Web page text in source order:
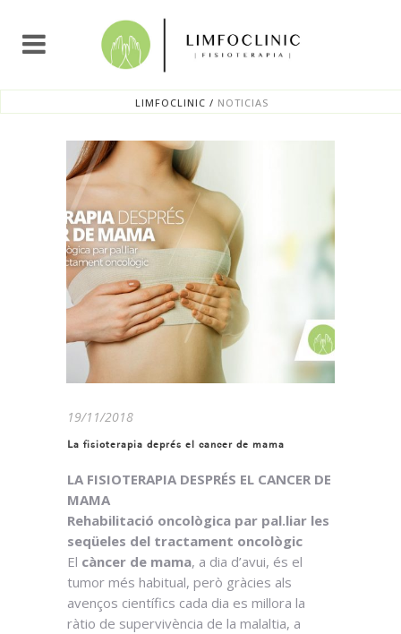
LIMFOCLINIC / NOTICIAS
19/11/2018
La fisioterapia deprés el cancer de mama
LA FISIOTERAPIA DESPRÉS EL CANCER DE
MAMA
Rehabilitació oncològica par pal.liar les
seqüeles del tractament oncològic
El càncer de mama, a dia d’avui, és el
tumor més habitual, però gràcies als
avenços científics cada dia es millora la
ràtio de supervivència de la malaltia, a